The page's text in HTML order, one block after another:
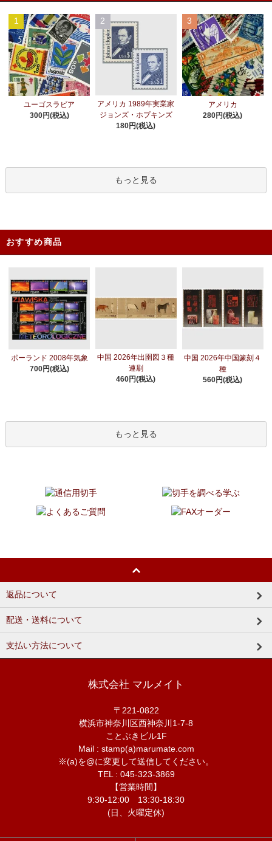
1
ユーゴスラビア
300円(税込)
2
アメリカ 1989年実業家
ジョンズ・ホプキンズ
180円(税込)
3
アメリカ
280円(税込)
もっと見る
おすすめ商品
ポーランド 2008年気象
700円(税込)
中国 2026年出圉図３種
連刷
460円(税込)
中国 2026年中国篆刻４
種
560円(税込)
もっと見る
返品について
配送・送料について
支払い方法について
株式会社 マルメイト
〒221-0822
横浜市神奈川区西神奈川1-7-8
ことぶきビル1F
Mail : stamp(a)marumate.com
※(a)を@に変更して送信してください。
TEL : 045-323-3869
【営業時間】
9:30-12:00 13:30-18:30
(日、火曜定休)